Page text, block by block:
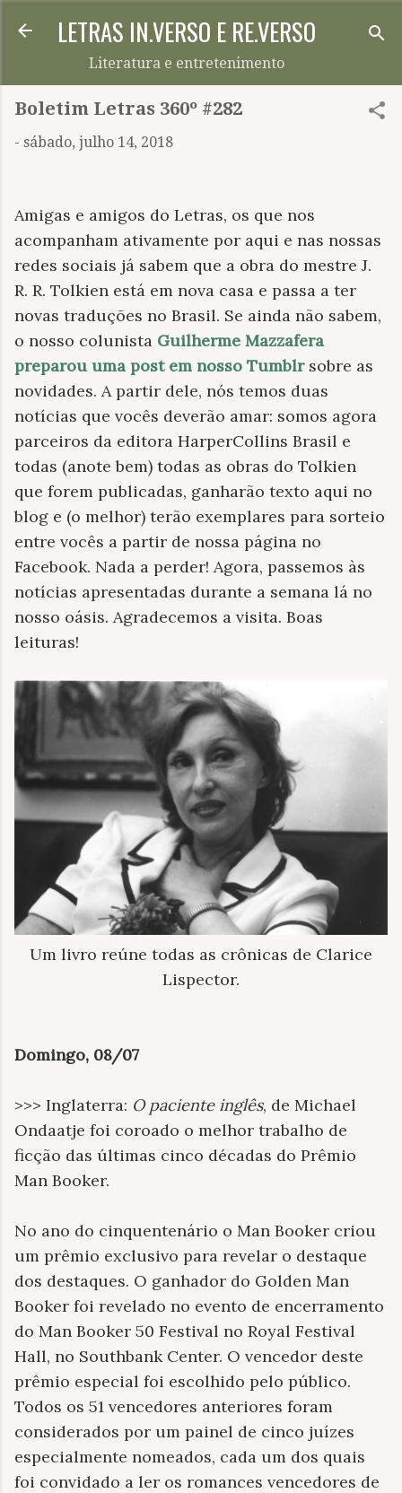
Pular para o conteúdo principal
LETRAS IN.VERSO E RE.VERSO
Literatura e entretenimento
Boletim Letras 360º #282
- sábado, julho 14, 2018
Amigas e amigos do Letras, os que nos
acompanham ativamente por aqui e nas nossas
redes sociais já sabem que a obra do mestre J.
R. R. Tolkien está em nova casa e passa a ter
novas traduções no Brasil. Se ainda não sabem,
o nosso colunista Guilherme Mazzafera
preparou uma post em nosso Tumblrsobre as
novidades. A partir dele, nós temos duas
notícias que vocês deverão amar: somos agora
parceiros da editora HarperCollins Brasil e
todas (anote bem) todas as obras do Tolkien
que forem publicadas, ganharão texto aqui no
blog e (o melhor) terão exemplares para sorteio
entre vocês a partir de nossa página no
Facebook. Nada a perder! Agora, passemos às
notícias apresentadas durante a semana lá no
nosso oásis. Agradecemos a visita. Boas
leituras!
Um livro reúne todas as crônicas de Clarice
Lispector.
Domingo, 08/07
>>> Inglaterra: O paciente inglês, de Michael
Ondaatje foi coroado o melhor trabalho de
ficção das últimas cinco décadas do Prêmio
Man Booker.
No ano do cinquentenário o Man Booker criou
um prêmio exclusivo para revelar o destaque
dos destaques. O ganhador do Golden Man
Booker foi revelado no evento de encerramento
do Man Booker 50 Festival no Royal Festival
Hall, no Southbank Center. O vencedor deste
prêmio especial foi escolhido pelo público.
Todos os 51 vencedores anteriores foram
considerados por um painel de cinco juízes
especialmente nomeados, cada um dos quais
foi convidado a ler os romances vencedores de